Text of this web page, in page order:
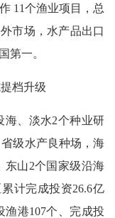
11个渔业项目，总
市场，水产品出口
第一。
档升级
、淡水2个种业研
级水产良种场，海
东山2个国家级沿海
计完成投资26.6亿
港107个、完成投